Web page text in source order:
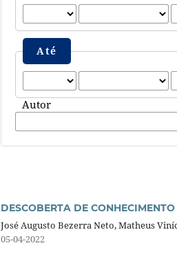
Até
Autor
DESCOBERTA DE
José Augusto Bezerra Neto, Matheus
05-04-2022